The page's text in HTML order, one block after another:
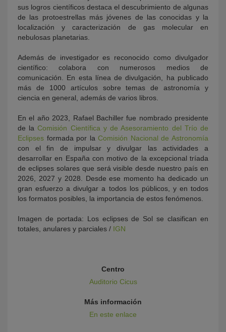
sus logros científicos destaca el descubrimiento de algunas
de las protoestrellas más jóvenes de las conocidas y la
localización y caracterización de gas molecular en
nebulosas planetarias.
Además de investigador es reconocido como divulgador
científico: colabora con numerosos medios de
comunicación. En esta línea de divulgación, ha publicado
más de 1000 artículos sobre temas de astronomía y
ciencia en general, además de varios libros.
En el año 2023, Rafael Bachiller fue nombrado presidente
de laComisión Científica y de Asesoramiento del Trío de
Eclipses formada por laComisión Nacional de Astronomía
con el fin de impulsar y divulgar las actividades a
desarrollar en España con motivo de la excepcional tríada
de eclipses solares que será visible desde nuestro país en
2026, 2027 y 2028. Desde ese momento ha dedicado un
gran esfuerzo a divulgar a todos los públicos, y en todos
los formatos posibles, la importancia de estos fenómenos.
Imagen de portada: Los eclipses de Sol se clasifican en
totales, anulares y parciales / IGN
Centro
Auditorio Cicus
Más información
En este enlace